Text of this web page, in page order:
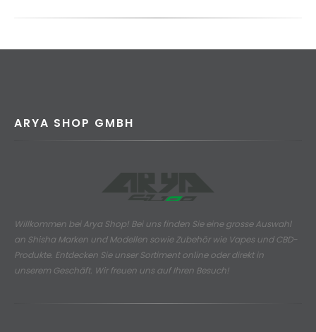
ARYA SHOP GMBH
Willkommen bei Arya Shop! Bei uns finden Sie eine grosse Auswahl
an Shisha Marken und Modellen sowie Zubehör wie Vapes und CBD-
Produkte. Entdecken Sie unser Sortiment online oder direkt in
unserem Geschäft. Wir freuen uns auf Ihren Besuch!